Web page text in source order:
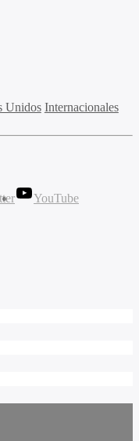
Unidos Internacionales
YouTube